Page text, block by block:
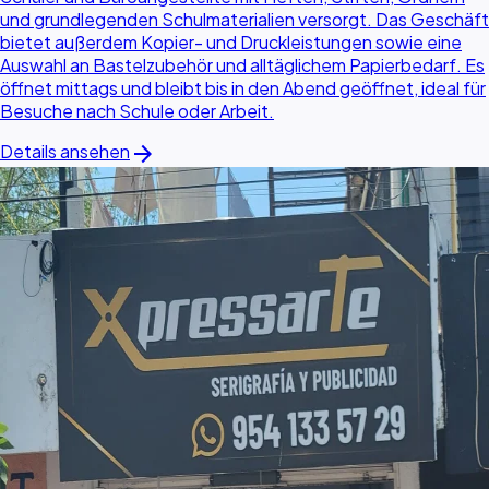
und grundlegenden Schulmaterialien versorgt. Das Geschäft
bietet außerdem Kopier- und Druckleistungen sowie eine
Auswahl an Bastelzubehör und alltäglichem Papierbedarf. Es
öffnet mittags und bleibt bis in den Abend geöffnet, ideal für
Besuche nach Schule oder Arbeit.
Details ansehen arrow_forward